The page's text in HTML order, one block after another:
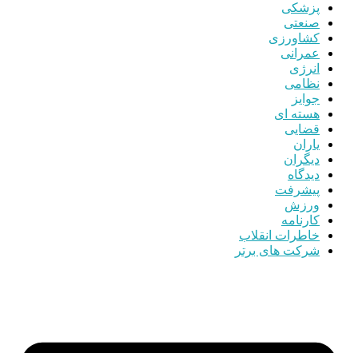
پزشکی
صنعتی
کشاورزی
عمرانی
انرژی
نظامی
جوایز
هسته ای
قضایی
یاران
دیگران
دیدگاه
پیشرفت
ورزش
کارنامه
خاطرات انقلاب
شرکت های برتر